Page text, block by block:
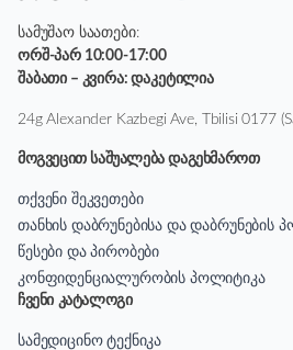
სამუშაო საათები:
ორშ-პარ 10:00-17:00
შაბათი – კვირა: დაკეტილია
24g Alexander Kazbegi Ave, Tbilisi 0177
მოგვეცით საშუალება დაგეხმაროთ
თქვენი შეკვეთები
თანხის დაბრუნებისა და დაბრუნების
წესები და პირობები
კონფიდენციალურობის პოლიტიკა
ჩვენი კატალოგი
სამედიცინო ტექნიკა